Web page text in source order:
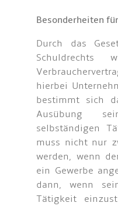
Besonderheiten
Durch das
Schuldrechts
hierbei
bestimmt sich
Ausübung
selbständigen
muss nicht nur
werden, wenn
ein Gewerbe
dann, wenn
Tätigkeit